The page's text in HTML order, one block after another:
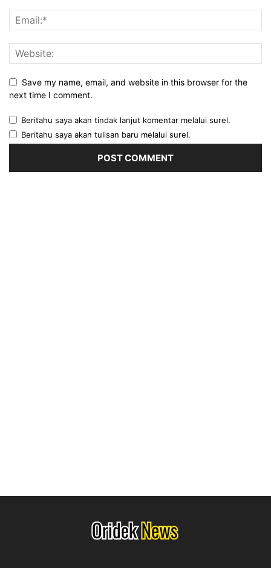
Save my name, email, and website in this browser for the
next time I comment.
Beritahu saya akan tindak lanjut komentar melalui surel.
Beritahu saya akan tulisan baru melalui surel.